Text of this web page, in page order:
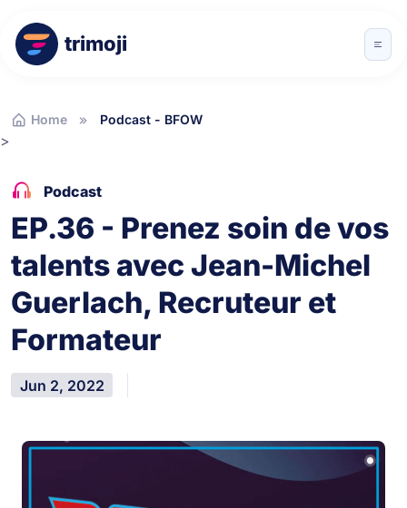
trimoji
Home Podcast - BFOW
>
Podcast
EP.36 - Prenez soin de vos
talents avec Jean-Michel
Guerlach, Recruteur et
Formateur
Jun 2, 2022